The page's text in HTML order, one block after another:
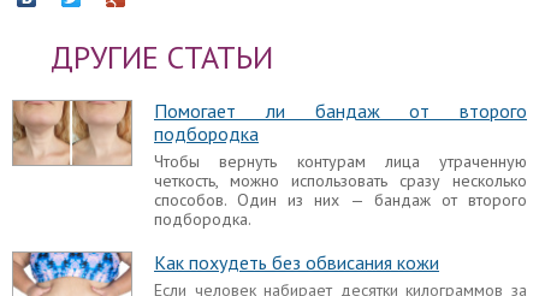
ДРУГИЕ СТАТЬИ
Помогает ли бандаж от второго
подбородка
Чтобы вернуть контурам лица утраченную
четкость, можно использовать сразу несколько
способов. Один из них — бандаж от второго
подбородка.
Как похудеть без обвисания кожи
Если человек набирает десятки килограммов за